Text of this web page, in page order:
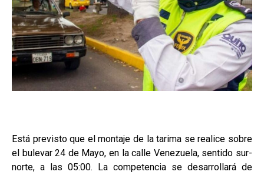
Está previsto que el montaje de la tarima se realice sobre
el bulevar 24 de Mayo, en la calle Venezuela, sentido sur-
norte, a las 05:00. La competencia se desarrollará de